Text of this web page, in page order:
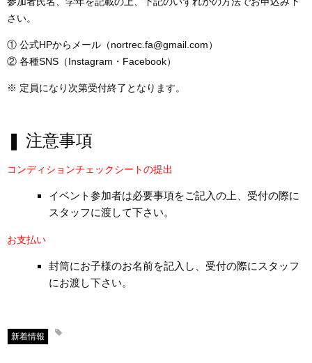
さい。
① 公式HPからメール（nortrec.fa@gmail.com）
② 各種SNS（Instagram・Facebook）
※ 定員になり次第受付終了となります。
❚ 注意事項
コンディションチェックシートの提出
イベント参加者は必要事項をご記入の上、受付の際に
スタッフに渡して下さい。
お支払い
封筒にお子様のお名前を記入 し、受付の際にスタッフ
にお渡し下さい。
新着情報